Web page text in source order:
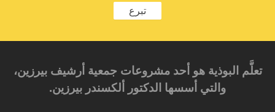
تبرع
تعلَّم البوذية هو أحد مشروعات جمعية أرشيف بيرزين،
والتي أسسها الدكتور ألكسندر بيرزين.‎‎